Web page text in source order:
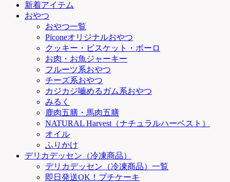
新着アイテム
おやつ
おやつ一覧
Piconeオリジナルおやつ
クッキー・ビスケット・ボーロ
お肉・お魚ジャーキー
フルーツ系おやつ
チーズ系おやつ
カジカジ嚙めるガム系おやつ
みるく
鹿肉五膳・馬肉五膳
NATURAL Harvest（ナチュラルハーベスト）
オイル
ふりかけ
デリカデッセン（冷凍商品）
デリカデッセン（冷凍商品）一覧
即日発送OK！プチケーキ